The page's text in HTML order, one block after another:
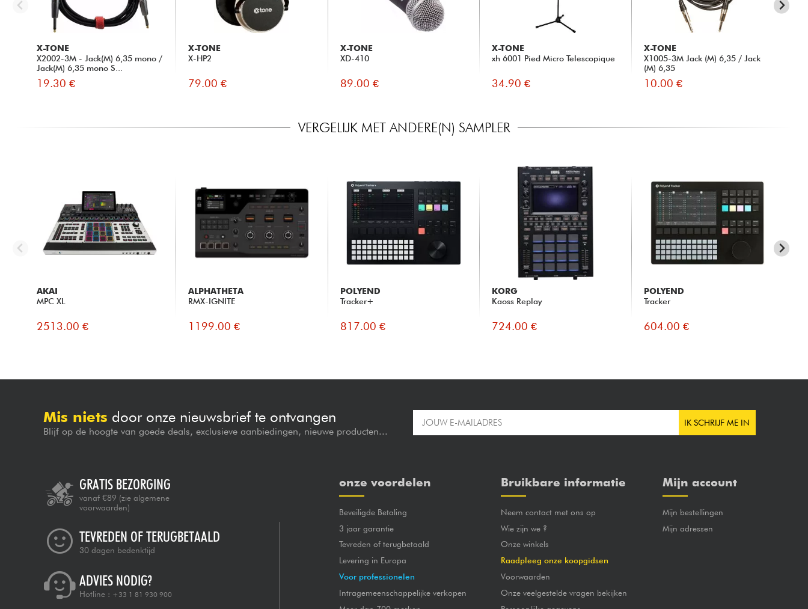
X-TONE
X2002-3M - Jack(M) 6,35 mono /
Jack(M) 6,35 mono S...
19.30 €
X-TONE
X-HP2
79.00 €
X-TONE
XD-410
89.00 €
X-TONE
xh 6001 Pied Micro Telescopique
34.90 €
X-TONE
X1005-3M Jack (M) 6,35 / Jack
(M) 6,35
10.00 €
VERGELIJK MET ANDERE(N) SAMPLER
AKAI
MPC XL
2513.00 €
ALPHATHETA
RMX-IGNITE
1199.00 €
POLYEND
Tracker+
817.00 €
KORG
Kaoss Replay
724.00 €
POLYEND
Tracker
604.00 €
Mis niets door onze nieuwsbrief te ontvangen
Blijf op de hoogte van goede deals, exclusieve aanbiedingen, nieuwe producten...
IK SCHRIJF ME IN
GRATIS BEZORGING
vanaf €89 (zie algemene
voorwaarden)
TEVREDEN OF TERUGBETAALD
30 dagen bedenktijd
ADVIES NODIG?
Hotline : +33 1 81 930 900
onze voordelen
Beveiligde Betaling
3 jaar garantie
Tevreden of terugbetaald
Levering in Europa
Voor professionelen
Intragemeenschappelijke verkopen
Bruikbare informatie
Neem contact met ons op
Wie zijn we ?
Onze winkels
Raadpleeg onze koopgidsen
Voorwaarden
Onze veelgestelde vragen bekijken
Mijn account
Mijn bestellingen
Mijn adressen